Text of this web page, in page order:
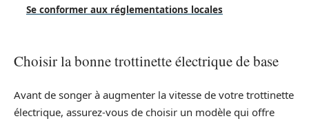
Se conformer aux réglementations locales
Choisir la bonne trottinette électrique de base
Avant de songer à augmenter la vitesse de votre trottinette
électrique, assurez-vous de choisir un modèle qui offre